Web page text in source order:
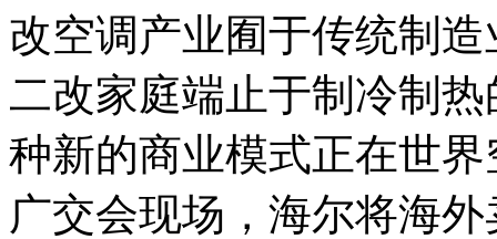
改空调产业囿于传统制
二改家庭端止于制冷制
种新的商业模式正在世
广交会现场，海尔将海